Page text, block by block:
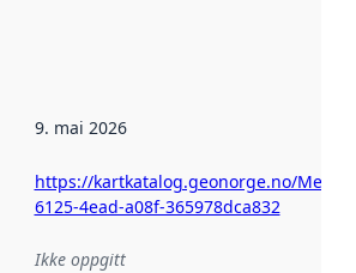
om
9. mai 2026
https://kartkatalog.geonorge.no/
6125-4ead-a08f-365978dca832
Ikke oppgitt